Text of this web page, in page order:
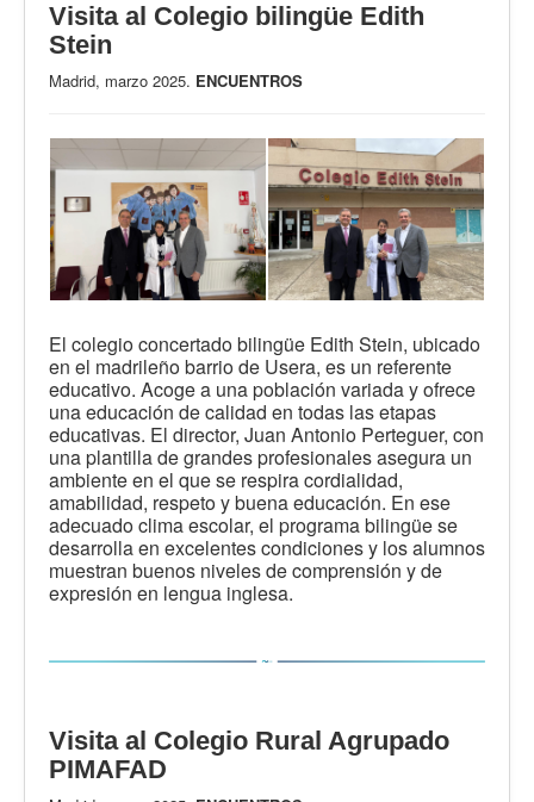
Visita al Colegio bilingüe Edith
Stein
Madrid, marzo 2025. ENCUENTROS
El colegio concertado bilingüe Edith Stein, ubicado
en el madrileño barrio de Usera, es un referente
educativo. Acoge a una población variada y ofrece
una educación de calidad en todas las etapas
educativas. El director, Juan Antonio Perteguer, con
una plantilla de grandes profesionales asegura un
ambiente en el que se respira cordialidad,
amabilidad, respeto y buena educación. En ese
adecuado clima escolar, el programa bilingüe se
desarrolla en excelentes condiciones y los alumnos
muestran buenos niveles de comprensión y de
expresión en lengua inglesa.
Visita al Colegio Rural Agrupado
PIMAFAD